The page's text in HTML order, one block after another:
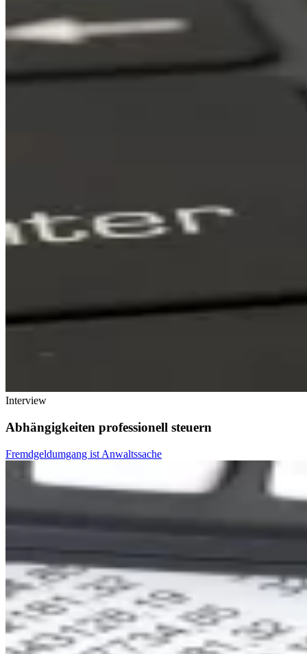
Interview
Abhängigkeiten professionell steuern
Fremdgeldumgang ist Anwaltssache